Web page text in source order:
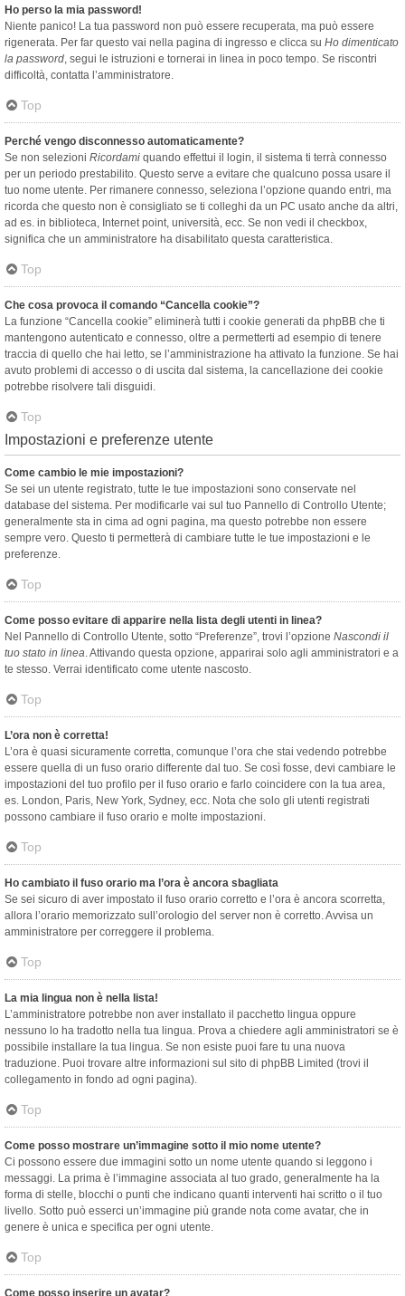
Ho perso la mia password!
Niente panico! La tua password non può essere recuperata, ma può essere
rigenerata. Per far questo vai nella pagina di ingresso e clicca su Ho dimenticato
la password, segui le istruzioni e tornerai in linea in poco tempo. Se riscontri
difficoltà, contatta l’amministratore.
Top
Perché vengo disconnesso automaticamente?
Se non selezioni Ricordami quando effettui il login, il sistema ti terrà connesso
per un periodo prestabilito. Questo serve a evitare che qualcuno possa usare il
tuo nome utente. Per rimanere connesso, seleziona l’opzione quando entri, ma
ricorda che questo non è consigliato se ti colleghi da un PC usato anche da altri,
ad es. in biblioteca, Internet point, università, ecc. Se non vedi il checkbox,
significa che un amministratore ha disabilitato questa caratteristica.
Top
Che cosa provoca il comando “Cancella cookie”?
La funzione “Cancella cookie” eliminerà tutti i cookie generati da phpBB che ti
mantengono autenticato e connesso, oltre a permetterti ad esempio di tenere
traccia di quello che hai letto, se l’amministrazione ha attivato la funzione. Se hai
avuto problemi di accesso o di uscita dal sistema, la cancellazione dei cookie
potrebbe risolvere tali disguidi.
Top
Impostazioni e preferenze utente
Come cambio le mie impostazioni?
Se sei un utente registrato, tutte le tue impostazioni sono conservate nel
database del sistema. Per modificarle vai sul tuo Pannello di Controllo Utente;
generalmente sta in cima ad ogni pagina, ma questo potrebbe non essere
sempre vero. Questo ti permetterà di cambiare tutte le tue impostazioni e le
preferenze.
Top
Come posso evitare di apparire nella lista degli utenti in linea?
Nel Pannello di Controllo Utente, sotto “Preferenze”, trovi l’opzione Nascondi il
tuo stato in linea. Attivando questa opzione, apparirai solo agli amministratori e a
te stesso. Verrai identificato come utente nascosto.
Top
L’ora non è corretta!
L’ora è quasi sicuramente corretta, comunque l’ora che stai vedendo potrebbe
essere quella di un fuso orario differente dal tuo. Se così fosse, devi cambiare le
impostazioni del tuo profilo per il fuso orario e farlo coincidere con la tua area,
es. London, Paris, New York, Sydney, ecc. Nota che solo gli utenti registrati
possono cambiare il fuso orario e molte impostazioni.
Top
Ho cambiato il fuso orario ma l’ora è ancora sbagliata
Se sei sicuro di aver impostato il fuso orario corretto e l’ora è ancora scorretta,
allora l’orario memorizzato sull’orologio del server non è corretto. Avvisa un
amministratore per correggere il problema.
Top
La mia lingua non è nella lista!
L’amministratore potrebbe non aver installato il pacchetto lingua oppure
nessuno lo ha tradotto nella tua lingua. Prova a chiedere agli amministratori se è
possibile installare la tua lingua. Se non esiste puoi fare tu una nuova
traduzione. Puoi trovare altre informazioni sul sito di phpBB Limited (trovi il
collegamento in fondo ad ogni pagina).
Top
Come posso mostrare un’immagine sotto il mio nome utente?
Ci possono essere due immagini sotto un nome utente quando si leggono i
messaggi. La prima è l’immagine associata al tuo grado, generalmente ha la
forma di stelle, blocchi o punti che indicano quanti interventi hai scritto o il tuo
livello. Sotto può esserci un’immagine più grande nota come avatar, che in
genere è unica e specifica per ogni utente.
Top
Come posso inserire un avatar?